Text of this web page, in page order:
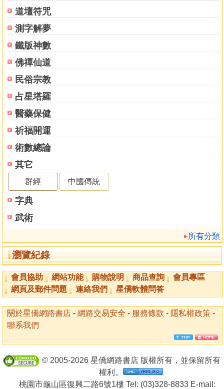
道壇符咒
測字解夢
鐵版神數
佛禪仙道
民俗宗教
占星塔羅
醫藥保健
祈福開運
術數總論
其它
群經 中國傳統
字典
武術
所有分類
瀏覽紀錄
會員協助 網站功能 購物說明 商品查詢
會員專區
網頁及郵件問題
連絡我們 星僑軟體問答
關於星僑網路書店 - 網路交易安全 - 服務條款 - 隱私權政策 -
聯系我們
© 2005-2026 星僑網路書店 版權所有，並保留所有
權利。
桃園市龜山區復興二路6號1樓 Tel: (03)328-8833 E-mail: